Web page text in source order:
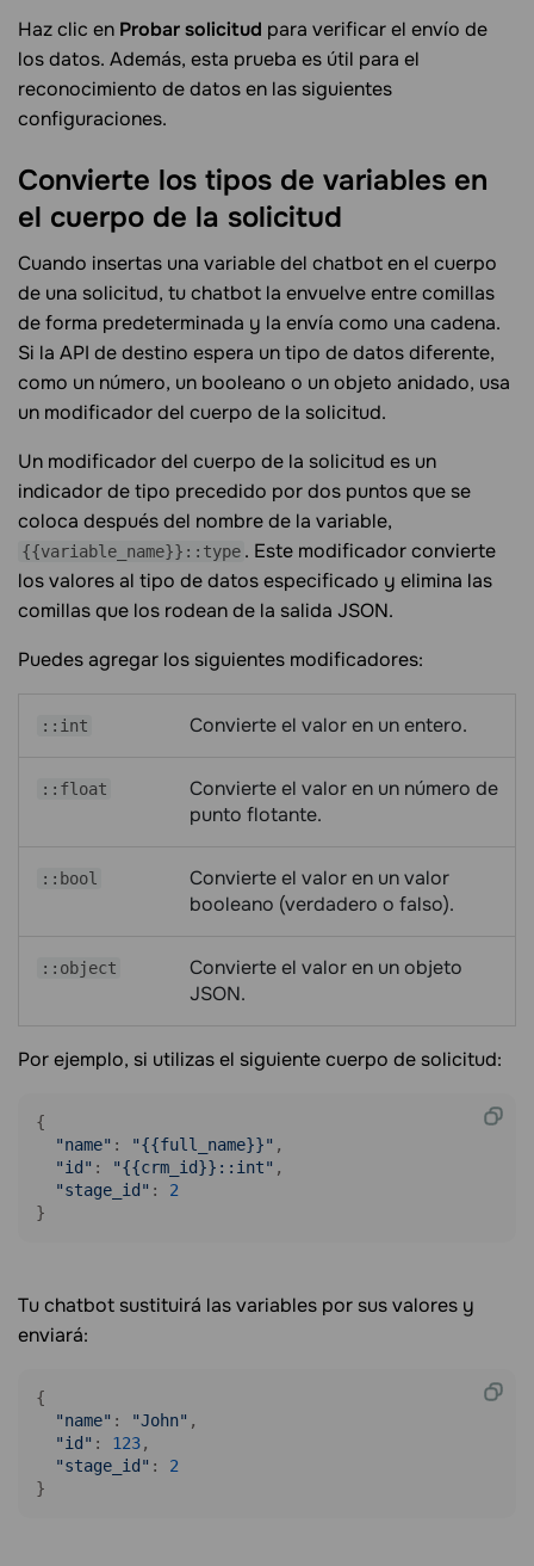
Haz clic en Probar solicitud para verificar el envío de
los datos. Además, esta prueba es útil para el
reconocimiento de datos en las siguientes
configuraciones.
Convierte los tipos de variables en
el cuerpo de la solicitud
Cuando insertas una variable del chatbot en el cuerpo
de una solicitud, tu chatbot la envuelve entre comillas
de forma predeterminada y la envía como una cadena.
Si la API de destino espera un tipo de datos diferente,
como un número, un booleano o un objeto anidado, usa
un modificador del cuerpo de la solicitud.
Un modificador del cuerpo de la solicitud es un
indicador de tipo precedido por dos puntos que se
coloca después del nombre de la variable,
{{variable_name}}::type . Este modificador convierte
los valores al tipo de datos especificado y elimina las
comillas que los rodean de la salida JSON.
Puedes agregar los siguientes modificadores:
::int Convierte el valor en un entero.
::float
Convierte el valor en un número de
punto flotante.
::bool
Convierte el valor en un valor
booleano (verdadero o falso).
::object
Convierte el valor en un objeto
JSON.
Por ejemplo, si utilizas el siguiente cuerpo de solicitud:
{
"name" : "{{full_name}}" ,
"id" : "{{crm_id}}::int" ,
"stage_id" : 2
}
Tu chatbot sustituirá las variables por sus valores y
enviará:
{
"name" : "John" ,
"id" : 123,
"stage_id" : 2
}